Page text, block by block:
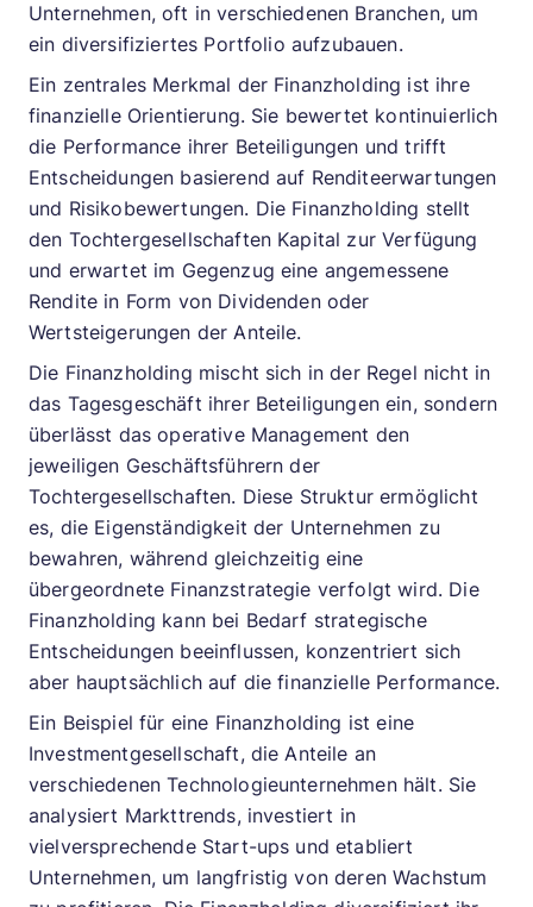
Unternehmen, oft in verschiedenen Branchen, um
ein diversifiziertes Portfolio aufzubauen.
Ein zentrales Merkmal der Finanzholding ist ihre
finanzielle Orientierung. Sie bewertet kontinuierlich
die Performance ihrer Beteiligungen und trifft
Entscheidungen basierend auf Renditeerwartungen
und Risikobewertungen. Die Finanzholding stellt
den Tochtergesellschaften Kapital zur Verfügung
und erwartet im Gegenzug eine angemessene
Rendite in Form von Dividenden oder
Wertsteigerungen der Anteile.
Die Finanzholding mischt sich in der Regel nicht in
das Tagesgeschäft ihrer Beteiligungen ein, sondern
überlässt das operative Management den
jeweiligen Geschäftsführern der
Tochtergesellschaften. Diese Struktur ermöglicht
es, die Eigenständigkeit der Unternehmen zu
bewahren, während gleichzeitig eine
übergeordnete Finanzstrategie verfolgt wird. Die
Finanzholding kann bei Bedarf strategische
Entscheidungen beeinflussen, konzentriert sich
aber hauptsächlich auf die finanzielle Performance.
Ein Beispiel für eine Finanzholding ist eine
Investmentgesellschaft, die Anteile an
verschiedenen Technologieunternehmen hält. Sie
analysiert Markttrends, investiert in
vielversprechende Start-ups und etabliert
Unternehmen, um langfristig von deren Wachstum